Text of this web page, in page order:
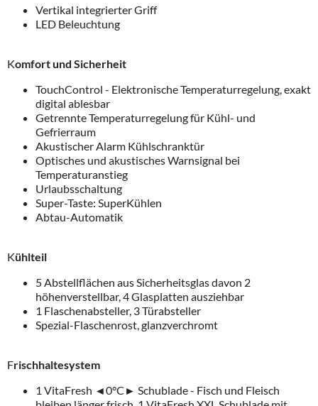
Vertikal integrierter Griff
LED Beleuchtung
Komfort und Sicherheit
TouchControl - Elektronische Temperaturregelung, exakt
digital ablesbar
Getrennte Temperaturregelung für Kühl- und
Gefrierraum
Akustischer Alarm Kühlschranktür
Optisches und akustisches Warnsignal bei
Temperaturanstieg
Urlaubsschaltung
Super-Taste: SuperKühlen
Abtau-Automatik
Kühlteil
5 Abstellflächen aus Sicherheitsglas davon 2
höhenverstellbar, 4 Glasplatten ausziehbar
1 Flaschenabsteller, 3 Türabsteller
Spezial-Flaschenrost, glanzverchromt
Frischhaltesystem
1 VitaFresh ◄0°C ► Schublade - Fisch und Fleisch